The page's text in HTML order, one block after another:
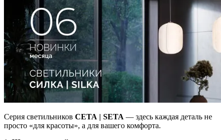
Серия светильников СЕТА | SETA — здесь каждая деталь не
просто «для красоты», а для вашего комфорта.